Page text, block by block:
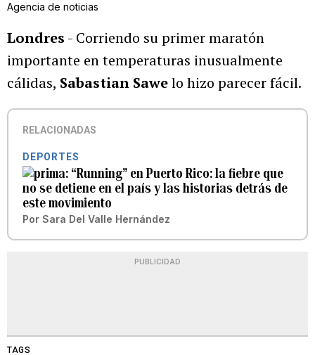
Agencia de noticias
Londres - Corriendo su primer maratón
importante en temperaturas inusualmente
cálidas, Sabastian Sawelo hizo parecer fácil.
RELACIONADAS
DEPORTES
“Running” en Puerto Rico: la fiebre que
no se detiene en el país y las historias detrás de
este movimiento
Por Sara Del Valle Hernández
PUBLICIDAD
TAGS